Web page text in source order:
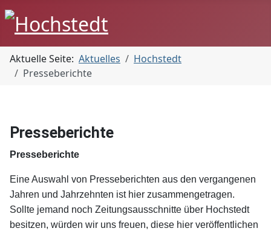
Aktuelle Seite: Aktuelles
Hochstedt
Presseberichte
Presseberichte
Presseberichte
Eine Auswahl von Presseberichten aus den vergangenen
Jahren und Jahrzehnten ist hier zusammengetragen.
Sollte jemand noch Zeitungsausschnitte über Hochstedt
besitzen, würden wir uns freuen, diese hier veröffentlichen